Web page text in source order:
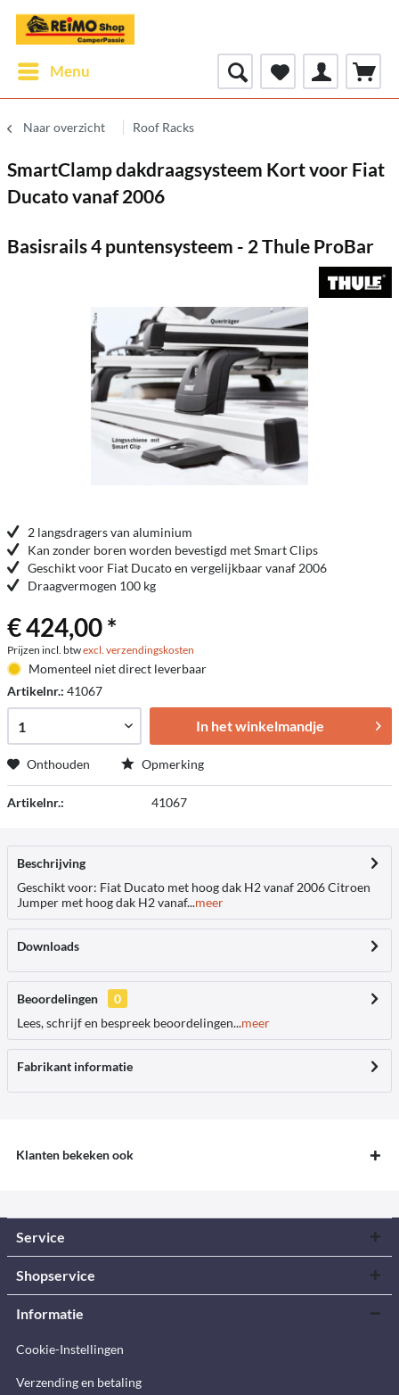
Menu
Naar overzicht Roof Racks
SmartClamp dakdraagsysteem Kort voor Fiat
Ducato vanaf 2006
Basisrails 4 puntensysteem - 2 Thule ProBar
2 langsdragers van aluminium
Kan zonder boren worden bevestigd met Smart Clips
Geschikt voor Fiat Ducato en vergelijkbaar vanaf 2006
Draagvermogen 100 kg
€ 424,00 *
Prijzen incl. btwexcl. verzendingskosten
Momenteel niet direct leverbaar
Artikelnr.: 41067
In het winkelmandje
Onthouden Opmerking
Artikelnr.: 41067
Beschrijving
Geschikt voor: Fiat Ducato met hoog dak H2 vanaf 2006 Citroen
Jumper met hoog dak H2 vanaf...meer
Downloads
Beoordelingen
0
Lees, schrijf en bespreek beoordelingen...meer
Fabrikant informatie
Klanten bekeken ook
Service
Shopservice
Informatie
Cookie-Instellingen
Verzending en betaling